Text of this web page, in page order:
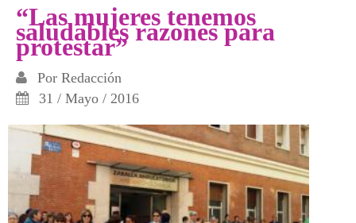
Gobierno Vasco
“Las mujeres tenemos
saludables razones para
protestar”
Por Redacción
31 / Mayo / 2016